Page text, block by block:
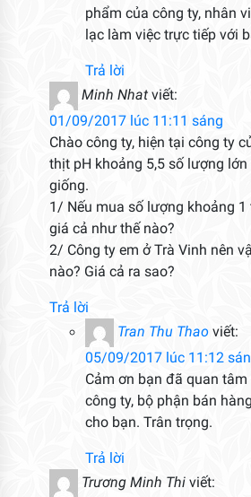
phẩm của công ty, nhân
lạc làm việc trực tiếp với
Trả lời
Minh Nhat viết:
01/09/2017 lúc 11:11 sáng
Chào công ty, hiện tại công ty
thịt pH khoảng 5,5 số lượng
giống.
1/ Nếu mua số lượng khoảng
giá cả như thế nào?
2/ Công ty em ở Trà Vinh nên
nào? Giá cả ra sao?
Trả lời
Tran Thu Thao viết:
05/09/2017 lúc 11:12
Cảm ơn bạn đã quan
công ty, bộ phận bán
cho bạn. Trân trọng.
Trả lời
Trương Minh Thi viết: